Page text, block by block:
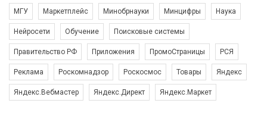
МГУ Маркетплейс Минобрнауки Минцифры Наука
Нейросети Обучение Поисковые системы
Правительство РФ Приложения ПромоСтраницы РСЯ
Реклама Роскомнадзор Роскосмос Товары Яндекс
Яндекс.Вебмастер Яндекс.Директ Яндекс.Маркет